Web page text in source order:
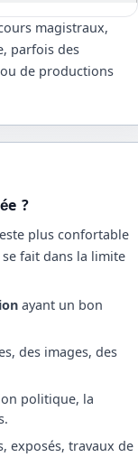
magistraux,
parfois des
de productions
?
plus confortable
se fait dans la limite
ayant un bon
des images, des
politique, la
exposés, travaux de